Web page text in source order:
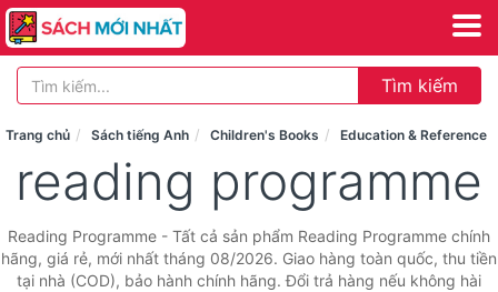
Tìm kiếm
Trang chủ Sách tiếng Anh Children's Books Education & Reference
reading programme
Reading Programme - Tất cả sản phẩm Reading Programme chính
hãng, giá rẻ, mới nhất tháng 08/2026. Giao hàng toàn quốc, thu tiền
tại nhà (COD), bảo hành chính hãng. Đổi trả hàng nếu không hài